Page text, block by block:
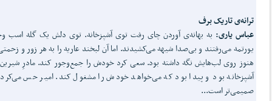
ترانه‌ی تاریک برف
عباس یاری: به بهانه‌ی آوردن چای رفت توی آشپزخانه. توی دلش یک گله اسب
یورتمه می‌رفتند و بی‌صدا شیهه می‌کشیدند. اما آن لبخند عاریه را به هر زور و
هنوز روی لب‌هایش نگه داشته بود. سعی کرد خودش را جمع‌وجور کند. مادرِ
آشپزخانه بود و پیدا بود که می‌خواهد خودش را مشغول کند. امیر حس می‌کرد
صمیمی‌تر است...